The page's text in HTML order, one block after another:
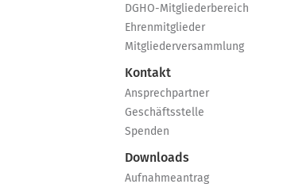
DGHO-Mitgliederbereich
Ehrenmitglieder
Mitgliederversammlung
Kontakt
Ansprechpartner
Geschäftsstelle
Spenden
Downloads
Aufnahmeantrag